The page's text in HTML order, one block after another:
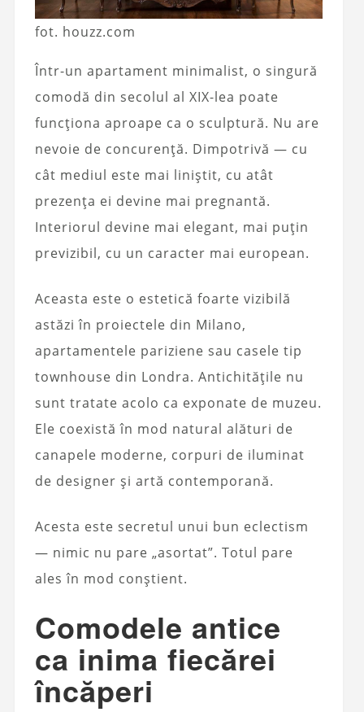
fot. houzz.com
Într-un apartament minimalist, o singură
comodă din secolul al XIX-lea poate
funcționa aproape ca o sculptură. Nu are
nevoie de concurență. Dimpotrivă — cu
cât mediul este mai liniștit, cu atât
prezența ei devine mai pregnantă.
Interiorul devine mai elegant, mai puțin
previzibil, cu un caracter mai european.
Aceasta este o estetică foarte vizibilă
astăzi în proiectele din Milano,
apartamentele pariziene sau casele tip
townhouse din Londra. Antichitățile nu
sunt tratate acolo ca exponate de muzeu.
Ele coexistă în mod natural alături de
canapele moderne, corpuri de iluminat
de designer și artă contemporană.
Acesta este secretul unui bun eclectism
— nimic nu pare „asortat”. Totul pare
ales în mod conștient.
Comodele antice
ca inima fiecărei
încăperi